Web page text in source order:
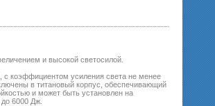
и высокой светосилой.
с коэффициентом усиления света не менее
в титановый корпус, обеспечивающий
и может быть установлен на
6000 Дж.